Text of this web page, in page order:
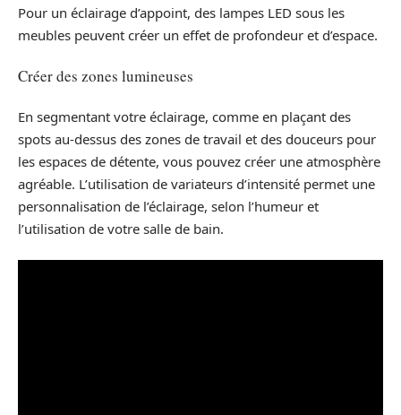
Pour un éclairage d’appoint, des lampes LED sous les
meubles peuvent créer un effet de profondeur et d’espace.
Créer des zones lumineuses
En segmentant votre éclairage, comme en plaçant des
spots au-dessus des zones de travail et des douceurs pour
les espaces de détente, vous pouvez créer une atmosphère
agréable. L’utilisation de variateurs d’intensité permet une
personnalisation de l’éclairage, selon l’humeur et
l’utilisation de votre salle de bain.